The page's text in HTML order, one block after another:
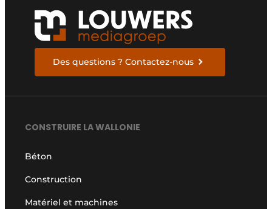
Des questions ? Contactez-nous
CONSTRUIRE LA WALLONIE
Béton
Construction
Matériel et machines